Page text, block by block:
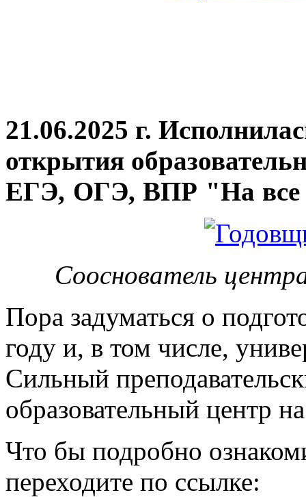
21.06.2025 г.
открытия
ЕГЭ, ОГЭ, ВПР "На все
Сооснователь
Пора задуматься о
году и, в том числе,
Сильный
образовательный центр
Что бы подробно
переходите по ссылке: